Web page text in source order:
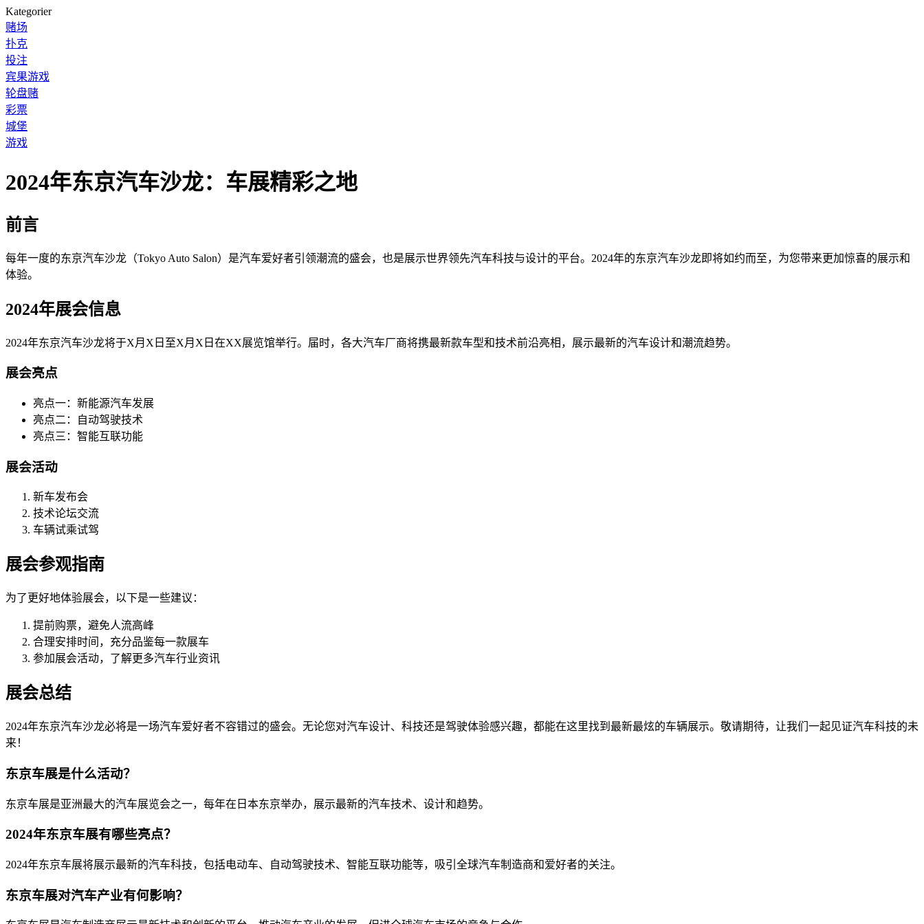
Kategorier
赌场
扑克
投注
宾果游戏
轮盘赌
彩票
城堡
游戏
2024年东京汽车沙龙：车展精彩之地
前言
每年一度的东京汽车沙龙（Tokyo Auto Salon）是汽车爱好者引领潮流的盛会，也是展示世界领先汽车科技与设计的平台。2024年的东京汽车沙龙即将如约而至，为您带来更加惊喜的展示和
体验。
2024年展会信息
2024年东京汽车沙龙将于X月X日至X月X日在XX展览馆举行。届时，各大汽车厂商将携最新款车型和技术前沿亮相，展示最新的汽车设计和潮流趋势。
展会亮点
亮点一：新能源汽车发展
亮点二：自动驾驶技术
亮点三：智能互联功能
展会活动
新车发布会
技术论坛交流
车辆试乘试驾
展会参观指南
为了更好地体验展会，以下是一些建议：
提前购票，避免人流高峰
合理安排时间，充分品鉴每一款展车
参加展会活动，了解更多汽车行业资讯
展会总结
2024年东京汽车沙龙必将是一场汽车爱好者不容错过的盛会。无论您对汽车设计、科技还是驾驶体验感兴趣，都能在这里找到最新最炫的车辆展示。敬请期待，让我们一起见证汽车科技的未
来！
东京车展是什么活动？
东京车展是亚洲最大的汽车展览会之一，每年在日本东京举办，展示最新的汽车技术、设计和趋势。
2024年东京车展有哪些亮点？
2024年东京车展将展示最新的汽车科技，包括电动车、自动驾驶技术、智能互联功能等，吸引全球汽车制造商和爱好者的关注。
东京车展对汽车产业有何影响？